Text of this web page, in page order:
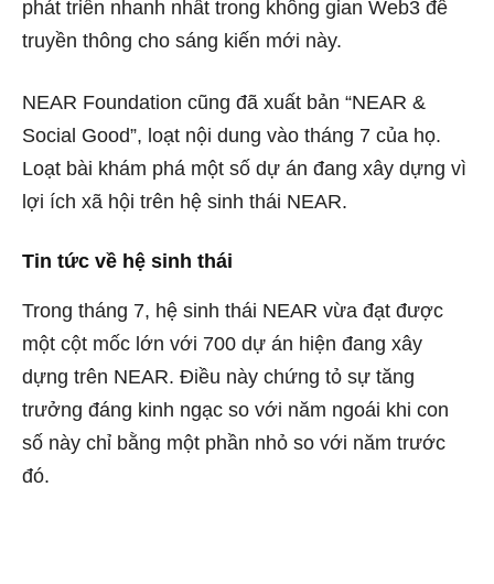
phát triển nhanh nhất trong không gian Web3 để
truyền thông cho sáng kiến mới này.
NEAR Foundation cũng đã xuất bản “NEAR &
Social Good”, loạt nội dung vào tháng 7 của họ.
Loạt bài khám phá một số dự án đang xây dựng vì
lợi ích xã hội trên hệ sinh thái NEAR.
Tin tức về hệ sinh thái
Trong tháng 7, hệ sinh thái NEAR vừa đạt được
một cột mốc lớn với 700 dự án hiện đang xây
dựng trên NEAR. Điều này chứng tỏ sự tăng
trưởng đáng kinh ngạc so với năm ngoái khi con
số này chỉ bằng một phần nhỏ so với năm trước
đó.